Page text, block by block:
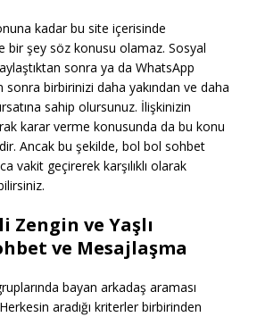
kadar bu site içerisinde
bir şey söz konusu olamaz. Sosyal
sonra ya da WhatsApp
sonra birbirinizi daha yakından ve daha
sahip olursunuz. İlişkinizin
karar verme konusunda da bu konu
Ancak bu şekilde, bol bol sohbet
vakit geçirerek karşılıklı olarak
Zengin ve Yaşlı
ve Mesajlaşma
bayan arkadaş araması
aradığı kriterler birbirinden